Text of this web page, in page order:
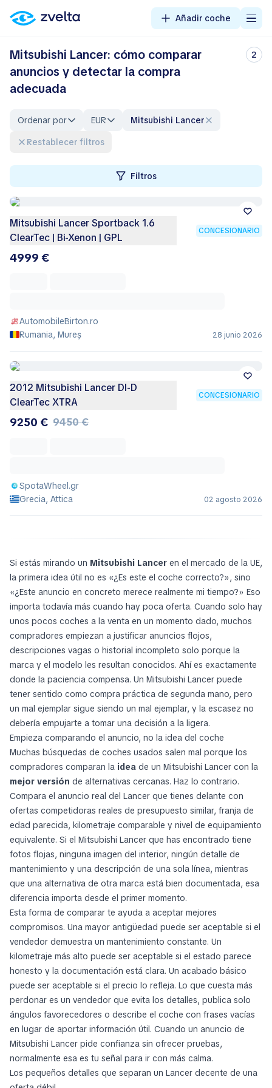
Añadir coche
Mitsubishi Lancer: cómo comparar
anuncios y detectar la compra
adecuada
2
Ordenar por EUR
Mitsubishi Lancer
Restablecer filtros
Filtros
Mitsubishi Lancer Sportback 1.6
ClearTec | Bi-Xenon | GPL
CONCESIONARIO
4999 €
AutomobileBirton.ro
Rumania, Mureș
28 junio 2026
2012 Mitsubishi Lancer DI-D
ClearTec XTRA
CONCESIONARIO
9250 € 9450 €
SpotaWheel.gr
Grecia, Attica
02 agosto 2026
Si estás mirando un Mitsubishi Lancer en el mercado de la UE,
la primera idea útil no es «¿Es este el coche correcto?», sino
«¿Este anuncio en concreto merece realmente mi tiempo?» Eso
importa todavía más cuando hay poca oferta. Cuando solo hay
unos pocos coches a la venta en un momento dado, muchos
compradores empiezan a justificar anuncios flojos,
descripciones vagas o historial incompleto solo porque la
marca y el modelo les resultan conocidos. Ahí es exactamente
donde la paciencia compensa. Un Mitsubishi Lancer puede
tener sentido como compra práctica de segunda mano, pero
un mal ejemplar sigue siendo un mal ejemplar, y la escasez no
debería empujarte a tomar una decisión a la ligera.
Empieza comparando el anuncio, no la idea del coche
Muchas búsquedas de coches usados salen mal porque los
compradores comparan la idea de un Mitsubishi Lancer con la
mejor versión de alternativas cercanas. Haz lo contrario.
Compara el anuncio real del Lancer que tienes delante con
ofertas competidoras reales de presupuesto similar, franja de
edad parecida, kilometraje comparable y nivel de equipamiento
equivalente. Si el Mitsubishi Lancer que has encontrado tiene
fotos flojas, ninguna imagen del interior, ningún detalle de
mantenimiento y una descripción de una sola línea, mientras
que una alternativa de otra marca está bien documentada, esa
diferencia importa desde el primer momento.
Esta forma de comparar te ayuda a aceptar mejores
compromisos. Una mayor antigüedad puede ser aceptable si el
vendedor demuestra un mantenimiento constante. Un
kilometraje más alto puede ser aceptable si el estado parece
honesto y la documentación está clara. Un acabado básico
puede ser aceptable si el precio lo refleja. Lo que cuesta más
perdonar es un vendedor que evita los detalles, publica solo
ángulos favorecedores o describe el coche con frases vacías
en lugar de aportar información útil. Cuando un anuncio de
Mitsubishi Lancer pide confianza sin ofrecer pruebas,
normalmente esa es tu señal para ir con más calma.
Los pequeños detalles que separan un Lancer decente de una